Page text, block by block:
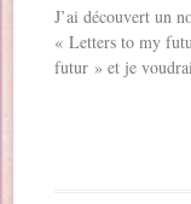
J’ai découvert un
« Letters to my
futur » et je